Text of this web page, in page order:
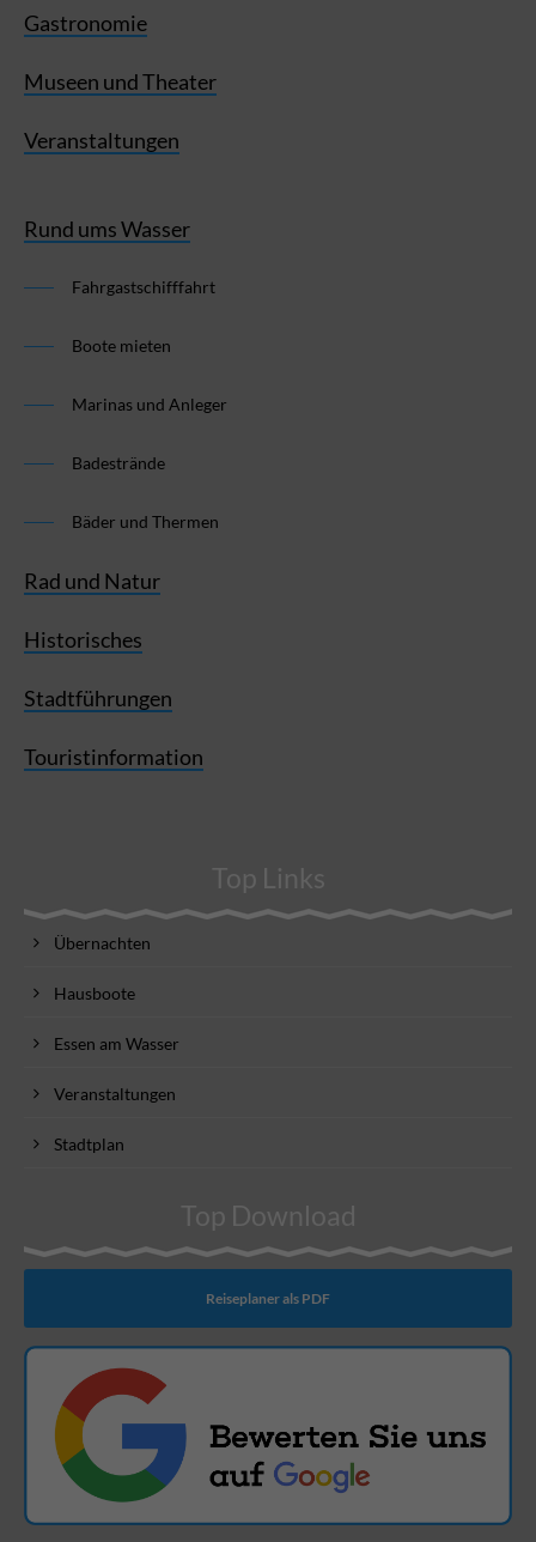
Gastronomie
Museen und Theater
Veranstaltungen
Rund ums Wasser
Fahrgastschifffahrt
Boote mieten
Marinas und Anleger
Badestrände
Bäder und Thermen
Rad und Natur
Historisches
Stadtführungen
Touristinformation
Top Links
Übernachten
Hausboote
Essen am Wasser
Veranstaltungen
Stadtplan
Top Download
Reiseplaner als PDF